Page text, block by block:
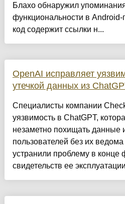
Блахо обнаружил
функциональности в
код содержит ссылки н...
OpenAI исправляет
утечкой данных из
Специалисты компании
уязвимость в ChatGPT,
незаметно похищать данные
пользователей без их
устранили проблему в конце
свидетельств ее